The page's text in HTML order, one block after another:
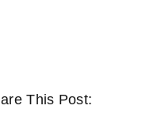
This Post: